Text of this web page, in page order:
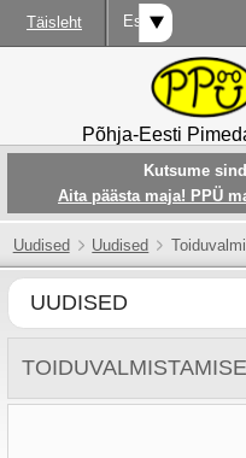
Täisleht Est
Põhja-Eesti
Kutsume
Aita päästa maja! PPÜ
Uudised Uudised
UUDISED